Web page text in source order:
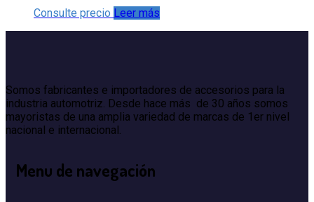
Consulte precio Leer más
Somos fabricantes e importadores de accesorios para la
industria automotriz. Desde hace más de 30 años somos
mayoristas de una amplia variedad de marcas de 1er nivel
nacional e internacional.
Menu de navegación